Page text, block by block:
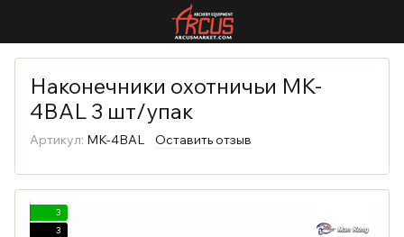
Наконечники охотничьи MK-
4BAL 3 шт/упак
Артикул: MK-4BAL Оставить отзыв
3
3